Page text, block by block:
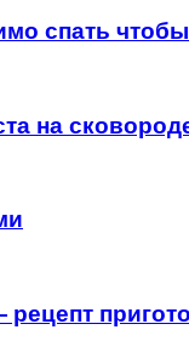
спать
на